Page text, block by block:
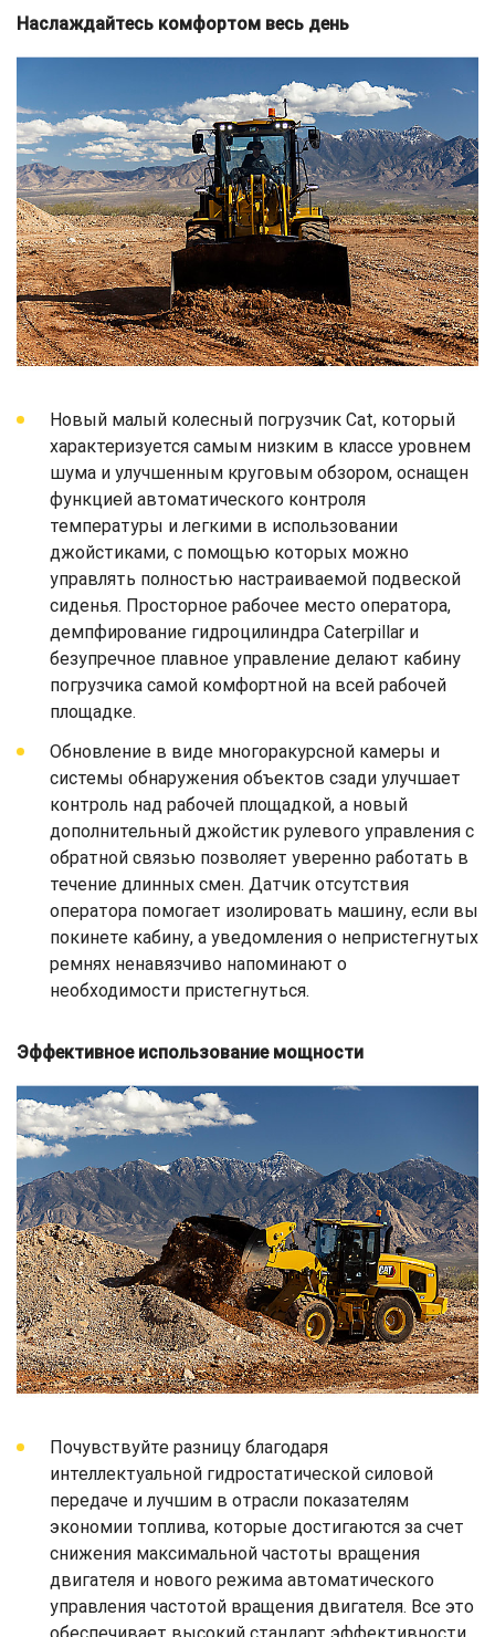
Наслаждайтесь комфортом весь день
Новый малый колесный погрузчик Cat, который
характеризуется самым низким в классе уровнем
шума и улучшенным круговым обзором, оснащен
функцией автоматического контроля
температуры и легкими в использовании
джойстиками, с помощью которых можно
управлять полностью настраиваемой подвеской
сиденья. Просторное рабочее место оператора,
демпфирование гидроцилиндра Caterpillar и
безупречное плавное управление делают кабину
погрузчика самой комфортной на всей рабочей
площадке.
Обновление в виде многоракурсной камеры и
системы обнаружения объектов сзади улучшает
контроль над рабочей площадкой, а новый
дополнительный джойстик рулевого управления с
обратной связью позволяет уверенно работать в
течение длинных смен. Датчик отсутствия
оператора помогает изолировать машину, если вы
покинете кабину, а уведомления о непристегнутых
ремнях ненавязчиво напоминают о
необходимости пристегнуться.
Эффективное использование мощности
Почувствуйте разницу благодаря
интеллектуальной гидростатической силовой
передаче и лучшим в отрасли показателям
экономии топлива, которые достигаются за счет
снижения максимальной частоты вращения
двигателя и нового режима автоматического
управления частотой вращения двигателя. Все это